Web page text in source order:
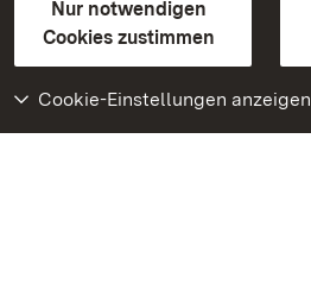
Nur notwendigen
Cookies zustimmen
Cookie-Einstellungen anzeigen
Erklärung zur Barrierefreiheit
BITV-konform (geprüfte Seiten)
Weiteres